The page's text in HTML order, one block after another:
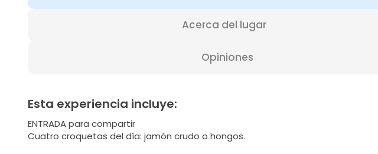
Acerca del lugar
Opiniones
Esta experiencia incluye:
ENTRADA para compartir
Cuatro croquetas del día: jamón crudo o hongos.